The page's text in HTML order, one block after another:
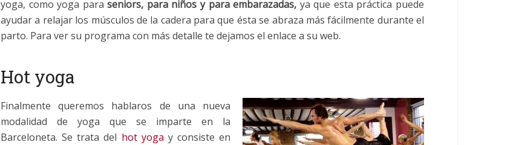
yoga, como yoga paraseniors, para niños y para embarazadas, ya que esta práctica puede
ayudar a relajar los músculos de la cadera para que ésta se abraza más fácilmente durante el
parto. Para ver su programa con más detalle te dejamos el enlace a su web.
Hot yoga
Finalmente queremos hablaros de una nueva
modalidad de yoga que se imparte en la
Barceloneta. Se trata del hot yoga y consiste en